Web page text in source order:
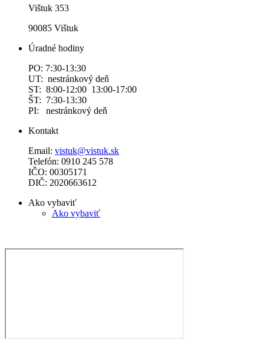
Vištuk 353
90085 Vištuk
Úradné hodiny
PO: 7:30-13:30
UT: nestránkový deň
ST: 8:00-12:00 13:00-17:00
ŠT: 7:30-13:30
PI: nestránkový deň
Kontakt
Email: vistuk@vistuk.sk
Telefón: 0910 245 578
IČO: 00305171
DIČ: 2020663612
Ako vybaviť
Ako vybaviť